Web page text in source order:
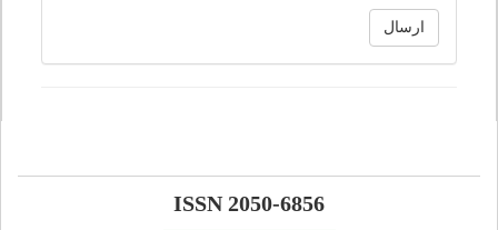
ارسال
ISSN 2050-6856